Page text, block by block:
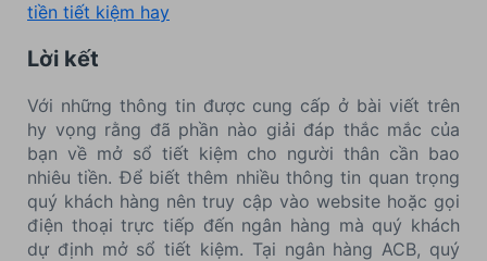
tiền tiết kiệm hay
Lời kết
Với những thông tin được cung cấp ở bài viết trên
hy vọng rằng đã phần nào giải đáp thắc mắc của
bạn về mở sổ tiết kiệm cho người thân cần bao
nhiêu tiền. Để biết thêm nhiều thông tin quan trọng
quý khách hàng nên truy cập vào website hoặc gọi
điện thoại trực tiếp đến ngân hàng mà quý khách
dự định mở sổ tiết kiệm. Tại ngân hàng ACB, quý